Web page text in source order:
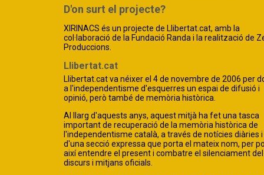
D'on surt el projecte?
XIRINACS és un projecte de Llibertat.cat, amb la
col·laboració de la Fundació Randa i la realització de
Produccions.
Llibertat.cat
Llibertat.cat va néixer el 4 de novembre de 2006 per
a l'independentisme d'esquerres un espai de difusió i
opinió, però també de memòria històrica.
Al llarg d'aquests anys, aquest mitjà ha fet una tasca
important de recuperació de la memòria històrica de
l'independentisme català, a través de notícies diàries i
d'una secció expressa que porta el mateix nom, per
així entendre el present i combatre el silenciament del
discurs i mitjans oficials.